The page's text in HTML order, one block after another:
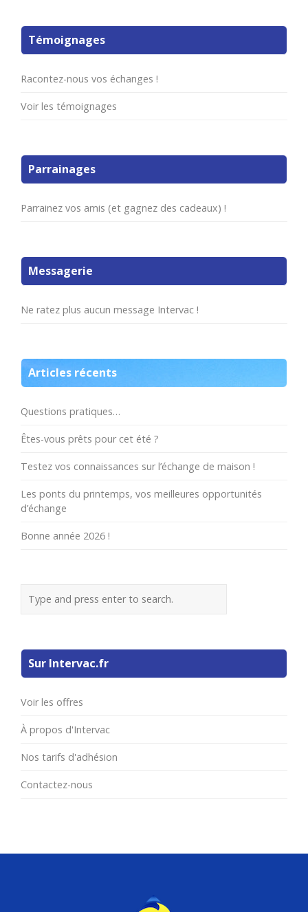
Témoignages
Racontez-nous vos échanges !
Voir les témoignages
Parrainages
Parrainez vos amis (et gagnez des cadeaux) !
Messagerie
Ne ratez plus aucun message Intervac !
Articles récents
Questions pratiques…
Êtes-vous prêts pour cet été ?
Testez vos connaissances sur l’échange de maison !
Les ponts du printemps, vos meilleures opportunités
d’échange
Bonne année 2026 !
Sur Intervac.fr
Voir les offres
À propos d'Intervac
Nos tarifs d'adhésion
Contactez-nous